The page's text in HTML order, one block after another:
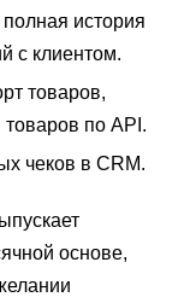
история
с клиентом.
товаров,
по API.
чеков в CRM.
основе,